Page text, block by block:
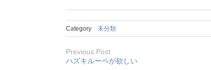
Category 未分類
Previous Post
ハズキルーペが欲しい